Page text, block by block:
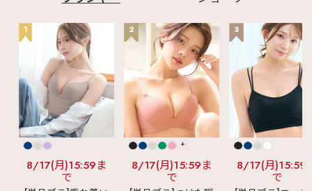
1
8/17(月)15:59ま
で
2
+
8/17(月)15:59ま
で
3
8/17(月)15:59
で